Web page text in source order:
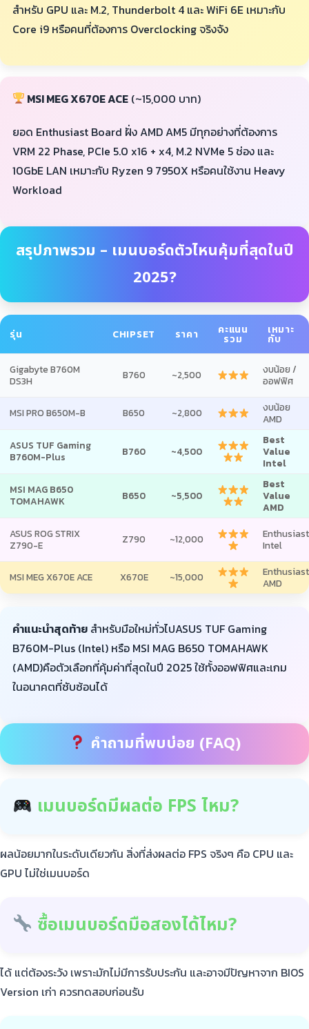
สำหรับ GPU และ M.2, Thunderbolt 4 และ WiFi 6E เหมาะกับ
Core i9 หรือคนที่ต้องการ Overclocking จริงจัง
MSI MEG X670E ACE (~15,000 บาท)
ยอด Enthusiast Board ฝั่ง AMD AM5 มีทุกอย่างที่ต้องการ
VRM 22 Phase, PCIe 5.0 x16 + x4, M.2 NVMe 5 ช่อง และ
10GbE LAN เหมาะกับ Ryzen 9 7950X หรือคนใช้งาน Heavy
Workload
สรุปภาพรวม – เมนบอร์ดตัวไหนคุ้มที่สุดในปี
2025?
รุ่น CHIPSET ราคา คะแนน
รวม
เหมาะ
กับ
Gigabyte B760M
DS3H
B760 ~2,500
งบน้อย /
ออฟฟิศ
MSI PRO B650M-B B650 ~2,800
งบน้อย
AMD
ASUS TUF Gaming
B760M-Plus
B760 ~4,500
Best
Value
Intel
MSI MAG B650
TOMAHAWK
B650 ~5,500
Best
Value
AMD
ASUS ROG STRIX
Z790-E
Z790 ~12,000
Enthusiast
Intel
MSI MEG X670E ACE X670E ~15,000
Enthusiast
AMD
คำแนะนำสุดท้าย สำหรับมือใหม่ทั่วไปASUS TUF Gaming
B760M-Plus (Intel) หรือ MSI MAG B650 TOMAHAWK
(AMD)คือตัวเลือกที่คุ้มค่าที่สุดในปี 2025 ใช้ทั้งออฟฟิศและเกม
ในอนาคตที่ซับซ้อนได้
คำถามที่พบบ่อย (FAQ)
เมนบอร์ดมีผลต่อ FPS ไหม?
ผลน้อยมากในระดับเดียวกัน สิ่งที่ส่งผลต่อ FPS จริงๆ คือ CPU และ
GPU ไม่ใช่เมนบอร์ด
ซื้อเมนบอร์ดมือสองได้ไหม?
ได้ แต่ต้องระวัง เพราะมักไม่มีการรับประกัน และอาจมีปัญหาจาก BIOS
Version เก่า ควรทดสอบก่อนรับ